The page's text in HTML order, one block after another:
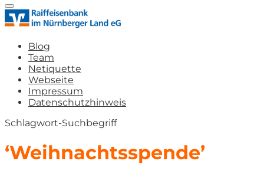
Blog
Team
Netiquette
Webseite
Impressum
Datenschutzhinweis
Schlagwort-Suchbegriff
‘Weihnachtsspende’